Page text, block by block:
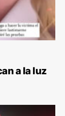
a la luz